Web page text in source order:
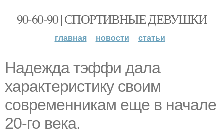
90-60-90 | СПОРТИВНЫЕ ДЕВУШКИ
главная новости статьи
Надежда тэффи дала
характеристику своим
современникам еще в начале
20-го века.